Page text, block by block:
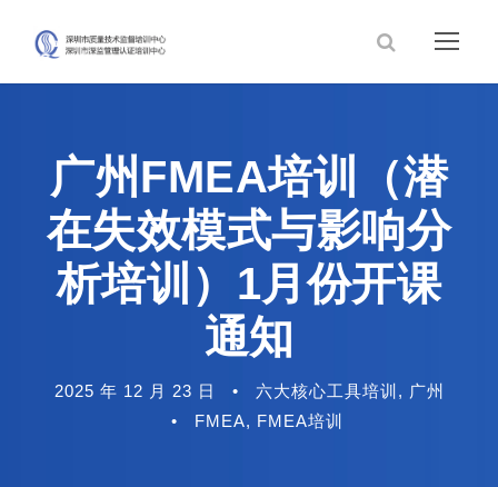
广州FMEA培训（潜
在失效模式与影响分
析培训）1月份开课
通知
2025 年 12 月 23 日 • 六大核心工具培训 , 广州
•
FMEA, FMEA培训